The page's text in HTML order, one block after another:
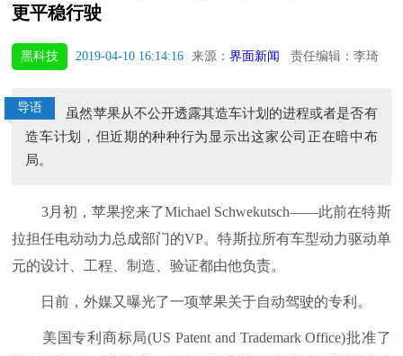
更平稳行驶
黑科技 2019-04-10 16:14:16 来源：界面新闻 责任编辑：李琦
导语
虽然苹果从不公开透露其造车计划的进程或者是否有
造车计划，但近期的种种行为显示出这家公司正在暗中布
局。
3月初，苹果挖来了Michael Schwekutsch——此前在特斯
拉担任电动动力总成部门的VP。特斯拉所有车型动力驱动单
元的设计、工程、制造、验证都由他负责。
日前，外媒又曝光了一项苹果关于自动驾驶的专利。
美国专利商标局(US Patent and Trademark Office)批准了